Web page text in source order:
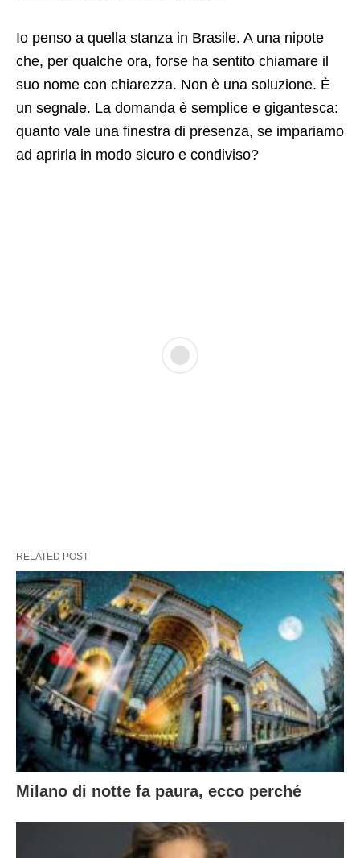
Io penso a quella stanza in Brasile. A una nipote
che, per qualche ora, forse ha sentito chiamare il
suo nome con chiarezza. Non è una soluzione. È
un segnale. La domanda è semplice e gigantesca:
quanto vale una finestra di presenza, se impariamo
ad aprirla in modo sicuro e condiviso?
RELATED POST
Milano di notte fa paura, ecco perché